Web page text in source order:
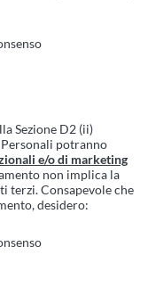
Sezione D2 (ii)
potranno
e/o di marketing
non implica la
terzi. Consapevole che
desidero: